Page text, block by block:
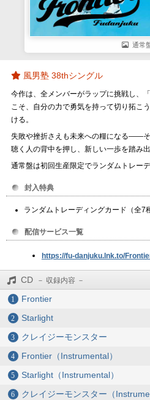
通常
風男塾 38thシングル
今作は、全メンバーがラップに挑戦し、
こそ、自分の力で勇気を持って切り拓こ
ける。
失敗や挫折さえも未来への糧になる――
聴く人の背中を押し、新しい一歩を踏み
通常盤は初回生産限定でランダムトレー
封入特典
ランダムトレーディングカード（全7
配信サービス一覧
https://fu-danjuku.lnk.to/
CD
Frontier
Starlight
クレイジーモンスター
Frontier（Instrumental）
Starlight（Instrumental）
クレイジーモンスター（